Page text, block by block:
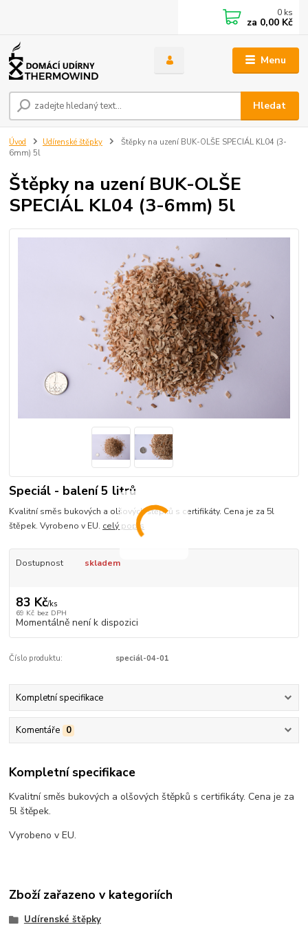
Menu
Hledat
0 ks
za 0,00 Kč
Úvod Udírenské štěpky
Štěpky na uzení BUK-OLŠE SPECIÁL KL04 (3-
6mm) 5l
Štěpky na uzení BUK-OLŠE
SPECIÁL KL04 (3-6mm) 5l
Speciál - balení 5 litrů
Kvalitní směs bukových a olšových štěpků s certifikáty. Cena je za 5l
štěpek. Vyrobeno v EU. celý popis
Dostupnost skladem
83 Kč/ks
69 Kč bez DPH
Momentálně není k dispozici
Číslo produktu: speciál-04-01
Kompletní specifikace
Komentáře 0
Kompletní specifikace
Kvalitní směs bukových a olšových štěpků s certifikáty. Cena je za
5l štěpek.
Vyrobeno v EU.
Zboží zařazeno v kategoriích
Udírenské štěpky